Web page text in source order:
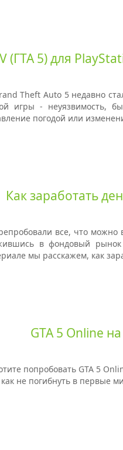
(ГТА 5) для
Theft Auto 5 недавно
игры - неуязвимость,
погодой или
Как заработать
все, что можно
в фондовый рынок
мы расскажем, как
GTA 5 Online
попробовать GTA 5
как не погибнуть в первые